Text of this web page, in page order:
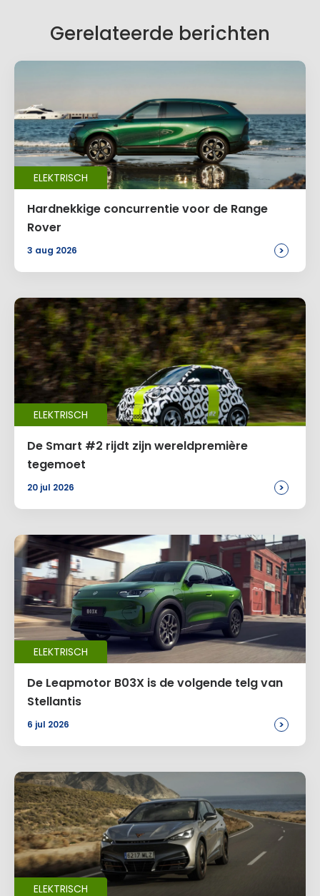
Gerelateerde berichten
ELEKTRISCH
Hardnekkige concurrentie voor de Range
Rover
3 aug 2026 >
ELEKTRISCH
De Smart #2 rijdt zijn wereldpremière
tegemoet
20 jul 2026 >
ELEKTRISCH
De Leapmotor B03X is de volgende telg van
Stellantis
6 jul 2026 >
ELEKTRISCH